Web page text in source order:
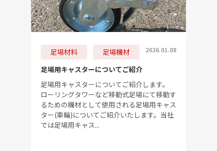
足場材料 足場機材 2026.01.08
足場用キャスターについてご紹介
足場用キャスターについてご紹介します。
ローリングタワーなど移動式足場にて移動す
るための機材として使用される足場用キャス
ター(車輪)についてご紹介いたします。当社
では足場用キャス...